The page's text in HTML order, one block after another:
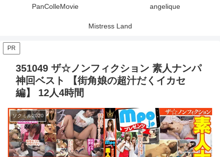
PanColleMovie angelique
Mistress Land
PR
351049 ザ☆ノンフィクション 素人ナンパ
神回ベスト 【街角娘の超汁だくイカセ
編】 12人4時間
ソクミル2020